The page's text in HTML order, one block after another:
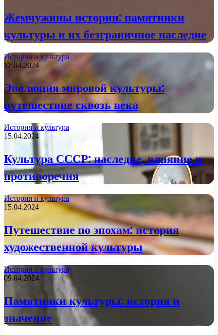
Жемчужины истории: памятники
культуры и их безграничное наследие
История и культура
17.04.2024
Эволюция мировой культуры:
путешествие сквозь века
История и культура
15.04.2024
Культура СССР: наследие, влияние и
противоречия
История и культура
15.04.2024
Путешествие по эпохам: история
художественной культуры
История и культура
09.04.2024
Памятники культуры: история и
значение